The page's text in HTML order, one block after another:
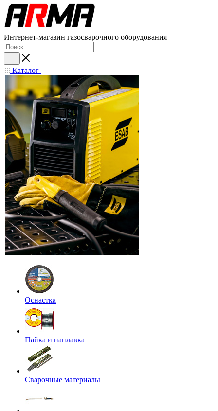
Интернет-магазин газосварочного оборудования
Каталог
Оснастка
Пайка и наплавка
Сварочные материалы